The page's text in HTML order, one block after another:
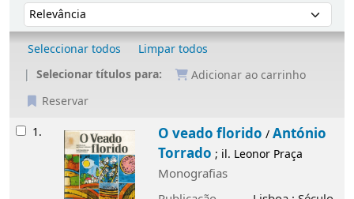
Ordenar por:
Seleccionar todos
Limpar todos
Selecionar títulos para:
Adicionar ao carrinho
Reservar
Resultados
1. O veado florido /António
Torrado ; il. Leonor Praça
Monografias